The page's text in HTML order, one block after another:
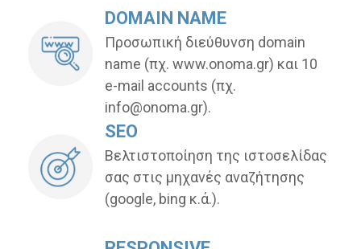
DOMAIN NAME
Προσωπική διεύθυνση domain
name (πχ. www.onoma.gr) και 10
e-mail accounts (πχ.
info@onoma.gr).
SEO
Βελτιστοποίηση της ιστοσελίδας
σας στις μηχανές αναζήτησης
(google, bing κ.ά.).